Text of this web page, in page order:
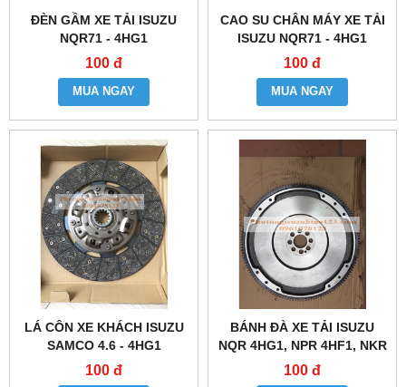
ĐÈN GẦM XE TẢI ISUZU
NQR71 - 4HG1
100 đ
MUA NGAY
CAO SU CHÂN MÁY XE TẢI
ISUZU NQR71 - 4HG1
100 đ
MUA NGAY
LÁ CÔN XE KHÁCH ISUZU
SAMCO 4.6 - 4HG1
100 đ
BÁNH ĐÀ XE TẢI ISUZU
NQR 4HG1, NPR 4HF1, NKR
4HF1
100 đ